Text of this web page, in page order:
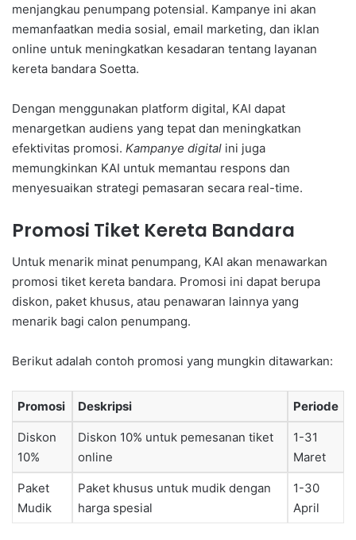
menjangkau penumpang potensial. Kampanye ini akan
memanfaatkan media sosial, email marketing, dan iklan
online untuk meningkatkan kesadaran tentang layanan
kereta bandara Soetta.
Dengan menggunakan platform digital, KAI dapat
menargetkan audiens yang tepat dan meningkatkan
efektivitas promosi. Kampanye digital ini juga
memungkinkan KAI untuk memantau respons dan
menyesuaikan strategi pemasaran secara real-time.
Promosi Tiket Kereta Bandara
Untuk menarik minat penumpang, KAI akan menawarkan
promosi tiket kereta bandara. Promosi ini dapat berupa
diskon, paket khusus, atau penawaran lainnya yang
menarik bagi calon penumpang.
Berikut adalah contoh promosi yang mungkin ditawarkan:
Promosi Deskripsi Periode
Diskon
10%
Diskon 10% untuk pemesanan tiket
online
1-31
Maret
Paket
Mudik
Paket khusus untuk mudik dengan
harga spesial
1-30
April